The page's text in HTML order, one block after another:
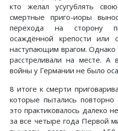
кто желал усугублять
смертные приго-иоры
перехода на сторону
осаждённой крепости или
наступающим врагом. Однако
расстреливали на месте.
войны у Германии не было
8 итоге к смерти
которые пытались
это практиковалось далеко
за все четыре года Первой